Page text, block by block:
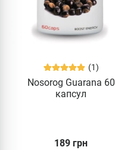
(1)
Nosorog Guarana 60
капсул
189 грн